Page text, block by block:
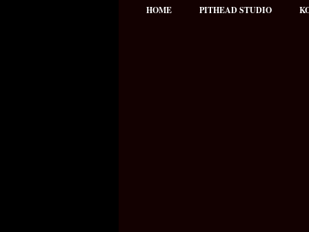
HOME PITHEAD STUDIO